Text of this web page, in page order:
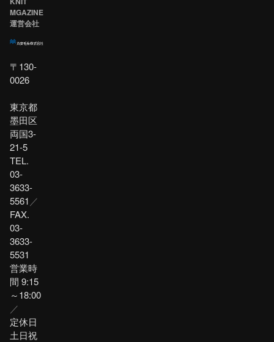
MGAZINE
運営会社
〒130-
0026
東京都
墨田区
両国3-
21-5
TEL.
03-
3633-
5561 ／
FAX.
03-
3633-
5531
営業時
間 9:15
～18:00
／
定休日
土日祝